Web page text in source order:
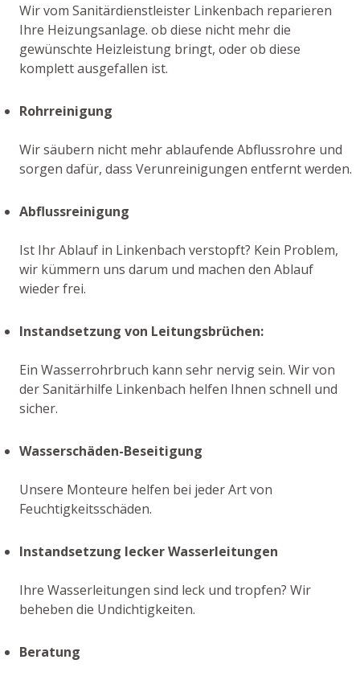
Wir vom Sanitärdienstleister Linkenbach reparieren
Ihre Heizungsanlage. ob diese nicht mehr die
gewünschte Heizleistung bringt, oder ob diese
komplett ausgefallen ist.
Rohrreinigung
Wir säubern nicht mehr ablaufende Abflussrohre und
sorgen dafür, dass Verunreinigungen entfernt werden.
Abflussreinigung
Ist Ihr Ablauf in Linkenbach verstopft? Kein Problem,
wir kümmern uns darum und machen den Ablauf
wieder frei.
Instandsetzung von Leitungsbrüchen:
Ein Wasserrohrbruch kann sehr nervig sein. Wir von
der Sanitärhilfe Linkenbach helfen Ihnen schnell und
sicher.
Wasserschäden-Beseitigung
Unsere Monteure helfen bei jeder Art von
Feuchtigkeitsschäden.
Instandsetzung lecker Wasserleitungen
Ihre Wasserleitungen sind leck und tropfen? Wir
beheben die Undichtigkeiten.
Beratung